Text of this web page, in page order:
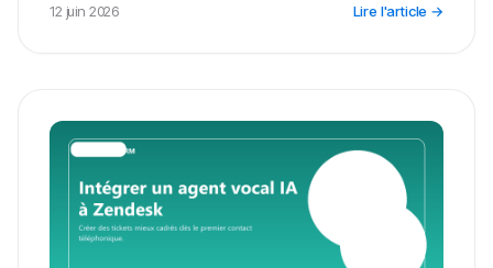
12 juin 2026 Lire l'article →